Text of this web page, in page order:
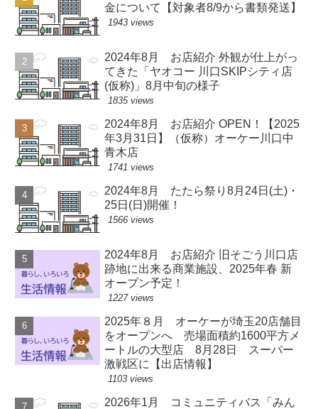
金について【対象者8/9から書類発送】
1943 views
2024年8月 お店紹介 外観が仕上がっ
てきた「ヤオコー 川口SKIPシティ店
(仮称)」8月中旬の様子
1835 views
2024年8月 お店紹介 OPEN！【2025
年3月31日】（仮称）オーケー川口中
青木店
1741 views
2024年8月 たたら祭り8月24日(土)・
25日(日)開催！
1566 views
2024年8月 お店紹介 旧そごう川口店
跡地に出来る商業施設、2025年春 新
オープン予定！
1227 views
2025年８月 オーケーが埼玉20店舗目
をオープンへ 売場面積約1600平方メ
ートルの大型店 8月28日 スーパー
激戦区に【出店情報】
1103 views
2026年1月 コミュニティバス「みん